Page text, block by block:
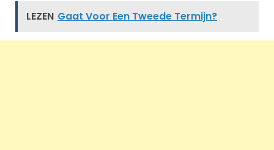
LEZEN Gaat Voor Een Tweede Termijn?